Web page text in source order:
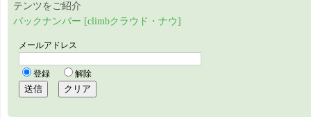
テンツをご紹介
バックナンバー [climbクラウド・ナウ]